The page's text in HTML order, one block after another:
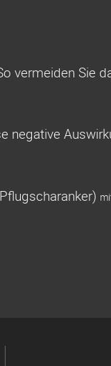
vermeiden Sie
negative